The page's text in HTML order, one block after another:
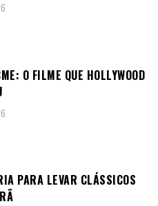
O FILME QUE HOLLYWOOD
PARA LEVAR CLÁSSICOS